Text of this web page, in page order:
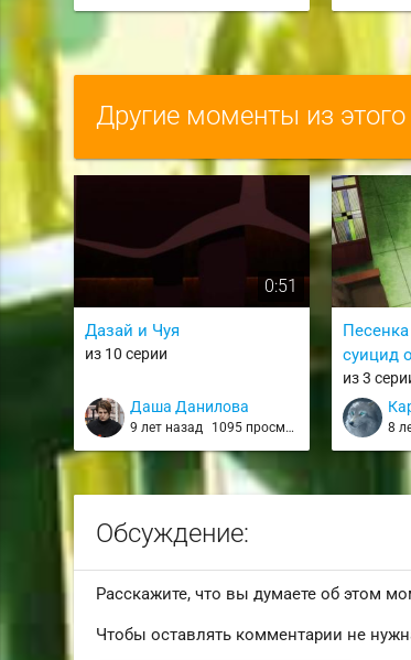
Другие моменты из
0:51
Дазай и Чуя
из 10 серии
Даша Данилова
9 лет назад 1095 просмотров
суицид
из 3
8
Обсуждение:
Расскажите, что вы думаете об этом
Чтобы оставлять комментарии не